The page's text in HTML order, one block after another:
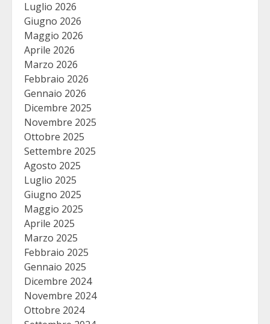
Luglio 2026
Giugno 2026
Maggio 2026
Aprile 2026
Marzo 2026
Febbraio 2026
Gennaio 2026
Dicembre 2025
Novembre 2025
Ottobre 2025
Settembre 2025
Agosto 2025
Luglio 2025
Giugno 2025
Maggio 2025
Aprile 2025
Marzo 2025
Febbraio 2025
Gennaio 2025
Dicembre 2024
Novembre 2024
Ottobre 2024